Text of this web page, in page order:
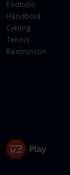
Fodbold
Håndbold
Cykling
Tennis
Badminton